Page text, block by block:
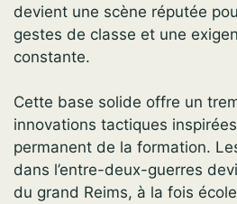
devient une scène réputée
gestes de classe et une
constante.
Cette base solide offre un
innovations tactiques
permanent de la formation.
dans l’entre-deux-guerres
du grand Reims, à la fois